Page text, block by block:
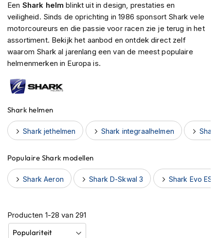
r
e
h
e
m
e
B
u
e
t
o
t
h
h
e
e
n
Een Shark helm blinkt uit in design, prestaties en
veiligheid. Sinds de oprichting in 1986 sponsort Shark vele
motorcoureurs en die passie voor racen zie je terug in het
assortiment. Bekijk het aanbod en ontdek direct zelf
waarom Shark al jarenlang een van de meest populaire
helmenmerken in Europa is.
Producten 1-28 van 291
Shark helmen
Shark jethelmen Shark integraalhelmen
Populaire Shark modellen
Shark Aeron Shark D-Skwal 3 Shark Evo ES